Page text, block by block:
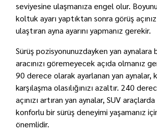
seviyesine ulaşmanıza engel olur.
koltuk ayarı yaptıktan sonra görüş
ulaştıran ayna ayarını yapmanız gerekir.
Sürüş pozisyonunuzdayken yan aynalara
aracınızı göremeyecek açıda olmanız
90 derece olarak ayarlanan yan aynalar,
karşılaşma olasılığınızı azaltır. 240
açınızı artıran yan aynalar, SUV
konforlu bir sürüş deneyimi yaşamanız
önemlidir.